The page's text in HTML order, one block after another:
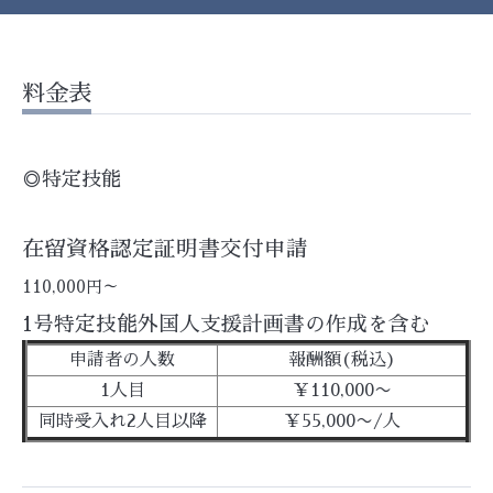
料金表
◎特定技能
在留資格認定証明書交付申請
110,000円～
1号特定技能外国人支援計画書の作成を含む
申請者の人数
報酬額(税込)
1人目
￥110,000〜
同時受入れ2人目以降
￥55,000〜/人